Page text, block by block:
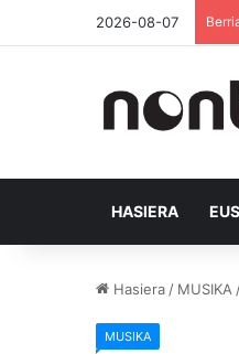
2026-08-07
HASIERA
Hasiera / MUSIKA
MUSIKA